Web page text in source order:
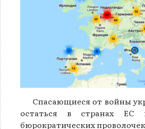
Спасающиеся от войны
остаться в странах ЕС
бюрократических